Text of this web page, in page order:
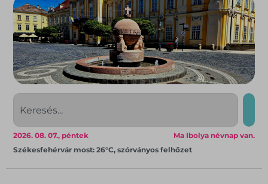
Ma Ibolya névnap van.
2026. 08. 07., péntek
Székesfehérvár most: 26°C, szórványos felhőzet